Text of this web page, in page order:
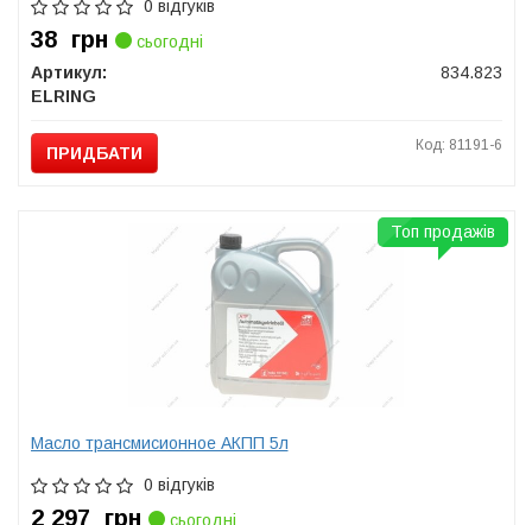
0 відгуків
38 грн
сьогодні
Артикул:
834.823
ELRING
ПРИДБАТИ Код: 81191-6
Масло трансмисионное АКПП 5л
0 відгуків
2 297 грн сьогодні
Топ продажів